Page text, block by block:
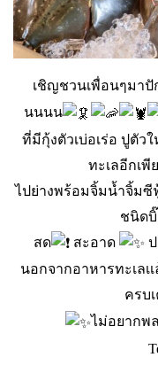
เชิญชวนเพื่อนๆมา
นนนน
ที่มีกุ้งตัวเบ่อเร่อ ปูตัว
ทะเลอีกเ
ไปย่างพร้อมจิ้มน้ำจิ้มซี
ชนิดบิ๊
สด
สะอาด
นอกจากอาหารทะเล
ครบ
ไม่อยากพ